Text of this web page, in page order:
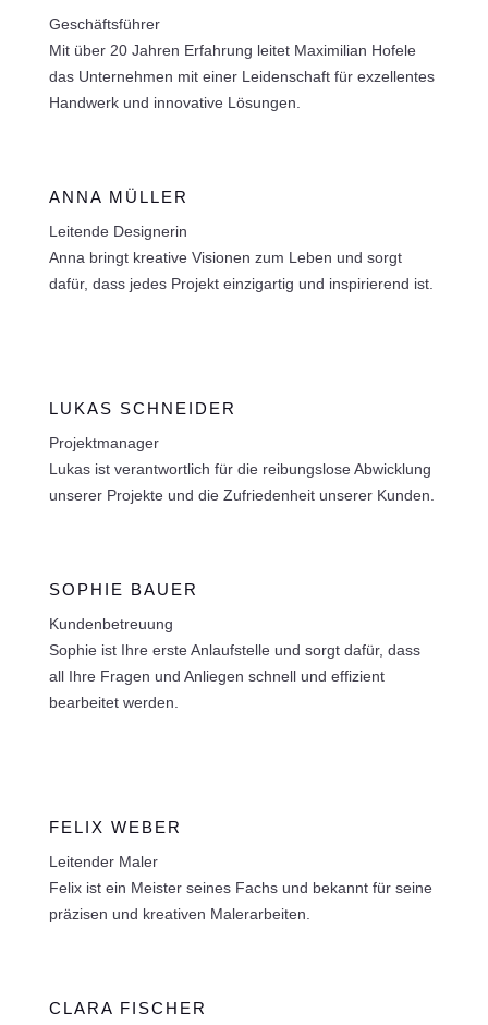
Geschäftsführer
Mit über 20 Jahren Erfahrung leitet Maximilian Hofele
das Unternehmen mit einer Leidenschaft für exzellentes
Handwerk und innovative Lösungen.
ANNA MÜLLER
Leitende Designerin
Anna bringt kreative Visionen zum Leben und sorgt
dafür, dass jedes Projekt einzigartig und inspirierend ist.
LUKAS SCHNEIDER
Projektmanager
Lukas ist verantwortlich für die reibungslose Abwicklung
unserer Projekte und die Zufriedenheit unserer Kunden.
SOPHIE BAUER
Kundenbetreuung
Sophie ist Ihre erste Anlaufstelle und sorgt dafür, dass
all Ihre Fragen und Anliegen schnell und effizient
bearbeitet werden.
FELIX WEBER
Leitender Maler
Felix ist ein Meister seines Fachs und bekannt für seine
präzisen und kreativen Malerarbeiten.
CLARA FISCHER